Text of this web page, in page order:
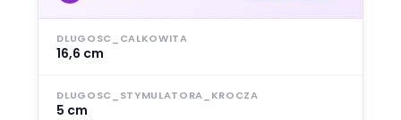
DLUGOSC_CALKOWITA
16,6 cm
DLUGOSC_STYMULATORA_KROCZA
5 cm